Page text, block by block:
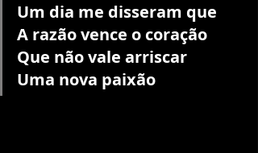
Um dia me disseram que
A razão vence o coração
Que não vale arriscar
Uma nova paixão